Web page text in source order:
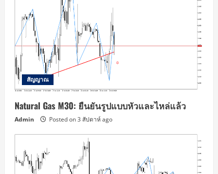
สัญญาณ
Natural Gas M30: ยืนยันรูปแบบหัวและไหล่แล้ว
Admin Posted on 3 สัปดาห์ ago